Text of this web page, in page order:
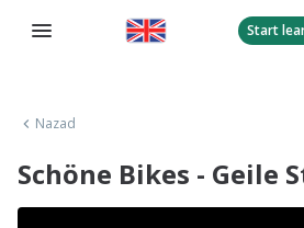
Start
Nazad
Schöne Bikes - Geile